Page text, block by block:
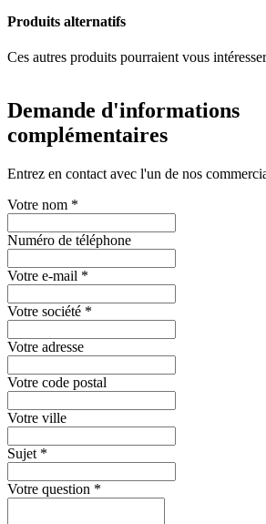
Produits alternatifs
Ces autres produits pourraient vous intéresser
Demande d'informations
complémentaires
Entrez en contact avec l'un de nos
Votre nom *
Numéro de téléphone
Votre e-mail *
Votre société *
Votre adresse
Votre code postal
Votre ville
Sujet *
Votre question *